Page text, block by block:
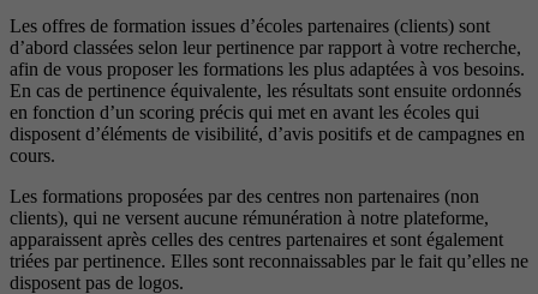
Les offres de formation issues d’écoles partenaires (clients) sont
d’abord classées selon leur pertinence par rapport à votre recherche,
afin de vous proposer les formations les plus adaptées à vos besoins.
En cas de pertinence équivalente, les résultats sont ensuite ordonnés
en fonction d’un scoring précis qui met en avant les écoles qui
disposent d’éléments de visibilité, d’avis positifs et de campagnes en
cours.
Les formations proposées par des centres non partenaires (non
clients), qui ne versent aucune rémunération à notre plateforme,
apparaissent après celles des centres partenaires et sont également
triées par pertinence. Elles sont reconnaissables par le fait qu’elles ne
disposent pas de logos.